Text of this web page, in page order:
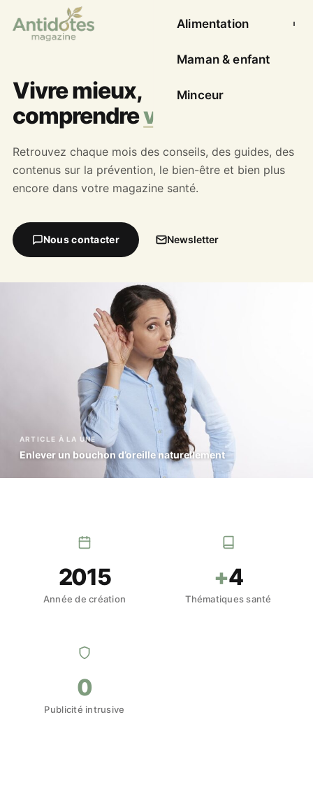
Ouvrir
Alimentation
Maman & enfant
Minceur
Vivre mieux,
comprendrevotre santé
Retrouvez chaque mois des conseils, des guides, des
contenus sur la prévention, le bien-être et bien plus
encore dans votre magazine santé.
Nous contacter Newsletter
ARTICLE À LA UNE
Enlever un bouchon d’oreille naturellement
2015
Année de création
+4
Thématiques santé
0
Publicité intrusive